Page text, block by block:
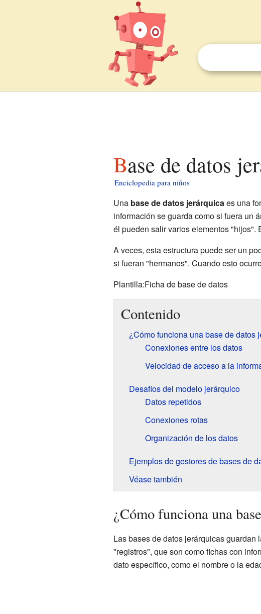
Base de datos
Enciclopedia para niños
Una base de datos jerárquicaes una
información se guarda como si fuera un
él pueden salir varios elementos "hijos".
A veces, esta estructura puede ser un
si fueran "hermanos". Cuando esto
Plantilla:Ficha de base de datos
Contenido
¿Cómo funciona una base de datos
Conexiones entre los datos
Velocidad de acceso a la
Desafíos del modelo jerárquico
Datos repetidos
Conexiones rotas
Organización de los datos
Ejemplos de gestores de bases de
Véase también
¿Cómo funciona una
Las bases de datos jerárquicas
"registros", que son como fichas con
dato específico, como el nombre o la